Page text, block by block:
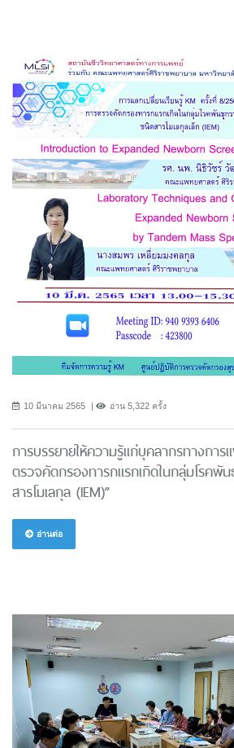
10 มีนาคม 2565 อ่าน 5,322 ครั้ง
การบรรยายให้ความรู้แก่บุคลากรทางกา
ตรวจคัดกรองทารกแรกเกิดในกลุ่มโรคพั
สารโมเลกุล (IEM)”
อ่านต่อ